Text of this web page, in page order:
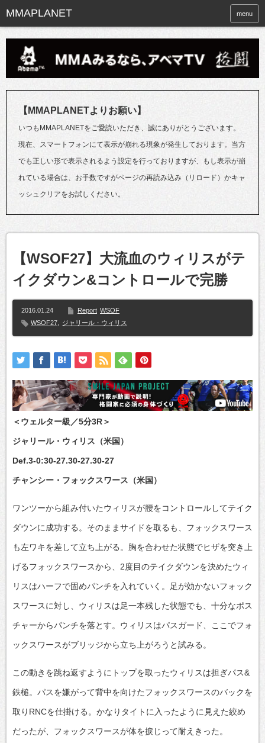
menu
【MMAPLANETよりお願い】
いつもMMAPLANETをご愛読いただき、誠にありがとうございます。
現在、スマートフォンにて表示が崩れる現象が発生しております。当方
でも正しい形で表示されるよう設定を行っておりますが、もし表示が崩
れている場合は、お手数ですがページの再読み込み（リロード）かキャ
ッシュクリアをお試しください。
【WSOF27】大流血のウィリスがテ
イクダウン&コントロールで完勝
2016.01.24 Report WSOF
WSOF27
ジャリール・ウィリス
＜ウェルター級／5分3R＞
ジャリール・ウィリス（米国）
Def.3-0:30-27.30-27.30-27
チャンシー・フォックスワース（米国）
ワンツーから組み付いたウィリスが腰をコントロールしてテイク
ダウンに成功する。そのままサイドを取るも、フォックスワース
も左ワキを差して立ち上がる。胸を合わせた状態でヒザを突き上
げるフォックスワースから、2度目のテイクダウンを決めたウィ
リスはハーフで固めパンチを入れていく。足が効かないフォック
スワースに対し、ウィリスは足一本残した状態でも、十分なポス
チャーからパンチを落とす。ウィリスはパスガード、ここでフォ
ックスワースがブリッジから立ち上がろうと試みる。
この動きを跳ね返すようにトップを取ったウィリスは担ぎパス&
鉄槌。パスを嫌がって背中を向けたフォックスワースのバックを
取りRNCを仕掛ける。かなりタイトに入ったように見えた絞め
だったが、フォックスワースが体を捩じって耐えきった。